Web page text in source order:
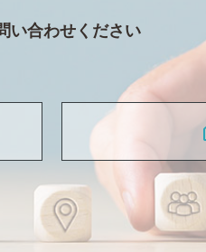
い合わせください